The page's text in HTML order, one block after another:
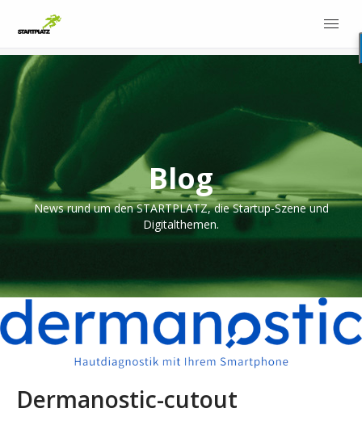
Blog
News rund um den STARTPLATZ, die Startup-Szene und
Digitalthemen.
Dermanostic-cutout